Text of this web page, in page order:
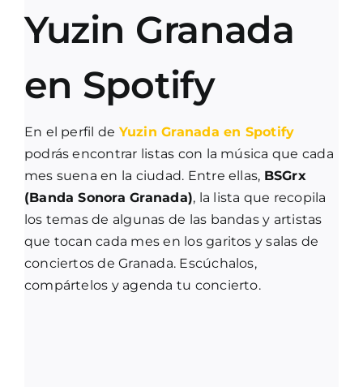
Yuzin Granada
en Spotify
En el perfil de Yuzin Granada en Spotify
podrás encontrar listas con la música que cada
mes suena en la ciudad. Entre ellas, BSGrx
(Banda Sonora Granada), la lista que recopila
los temas de algunas de las bandas y artistas
que tocan cada mes en los garitos y salas de
conciertos de Granada. Escúchalos,
compártelos y agenda tu concierto.